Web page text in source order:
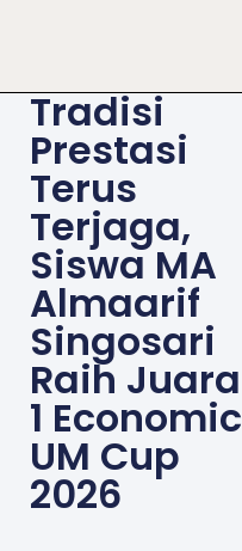
Tradisi
Prestasi
Terus
Terjaga,
Siswa MA
Almaarif
Singosari
Raih Juara
1 Economic
UM Cup
2026